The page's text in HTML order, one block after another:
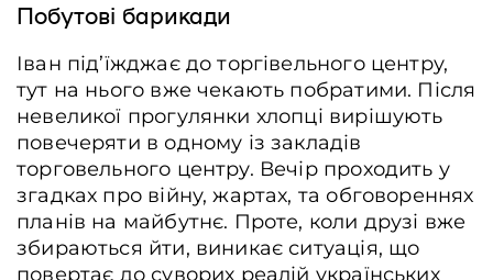
Побутові барикади
Іван під’їжджає до торгівельного центру,
тут на нього вже чекають побратими. Після
невеликої прогулянки хлопці вирішують
повечеряти в одному із закладів
торговельного центру. Вечір проходить у
згадках про війну, жартах, та обговореннях
планів на майбутнє. Проте, коли друзі вже
збираються йти, виникає ситуація, що
повертає до суворих реалій українських